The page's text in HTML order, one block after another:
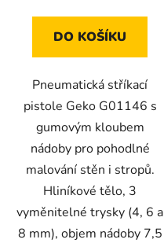
DO KOŠÍKU
Pneumatická stříkací
pistole Geko G01146 s
gumovým kloubem
nádoby pro pohodlné
malování stěn i stropů.
Hliníkové tělo, 3
vyměnitelné trysky (4, 6 a
8 mm), objem nádoby 7,5